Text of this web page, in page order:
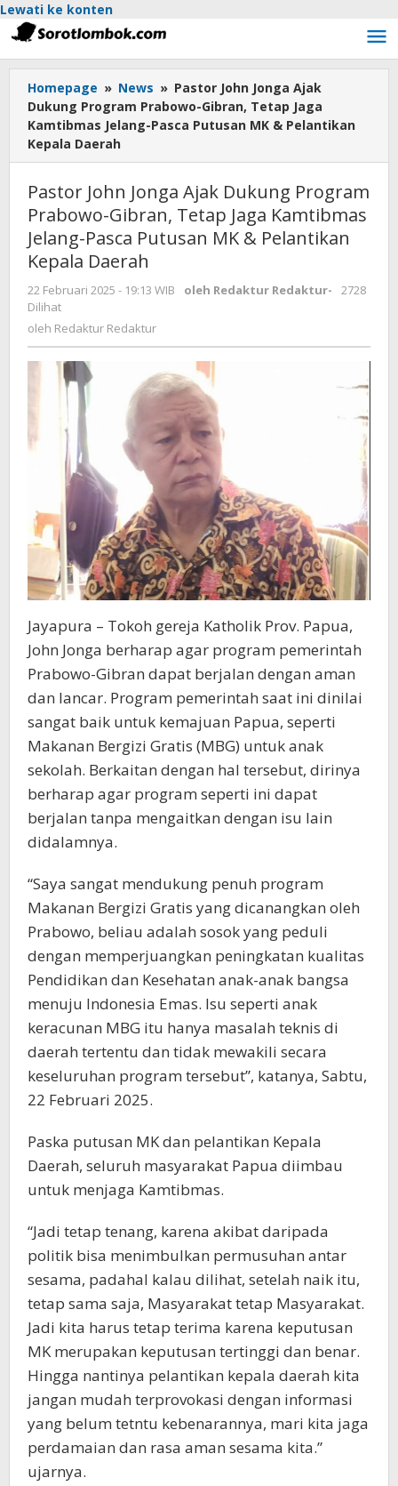
Lewati ke konten
Homepage » News » Pastor John Jonga Ajak
Dukung Program Prabowo-Gibran, Tetap Jaga
Kamtibmas Jelang-Pasca Putusan MK & Pelantikan
Kepala Daerah
Pastor John Jonga Ajak Dukung Program
Prabowo-Gibran, Tetap Jaga Kamtibmas
Jelang-Pasca Putusan MK & Pelantikan
Kepala Daerah
22 Februari 2025 - 19:13 WIB oleh Redaktur Redaktur-
2728
Dilihat
oleh Redaktur Redaktur
Jayapura – Tokoh gereja Katholik Prov. Papua,
John Jonga berharap agar program pemerintah
Prabowo-Gibran dapat berjalan dengan aman
dan lancar. Program pemerintah saat ini dinilai
sangat baik untuk kemajuan Papua, seperti
Makanan Bergizi Gratis (MBG) untuk anak
sekolah. Berkaitan dengan hal tersebut, dirinya
berharap agar program seperti ini dapat
berjalan tanpa mengaitkan dengan isu lain
didalamnya.
“Saya sangat mendukung penuh program
Makanan Bergizi Gratis yang dicanangkan oleh
Prabowo, beliau adalah sosok yang peduli
dengan memperjuangkan peningkatan kualitas
Pendidikan dan Kesehatan anak-anak bangsa
menuju Indonesia Emas. Isu seperti anak
keracunan MBG itu hanya masalah teknis di
daerah tertentu dan tidak mewakili secara
keseluruhan program tersebut”, katanya, Sabtu,
22 Februari 2025.
Paska putusan MK dan pelantikan Kepala
Daerah, seluruh masyarakat Papua diimbau
untuk menjaga Kamtibmas.
“Jadi tetap tenang, karena akibat daripada
politik bisa menimbulkan permusuhan antar
sesama, padahal kalau dilihat, setelah naik itu,
tetap sama saja, Masyarakat tetap Masyarakat.
Jadi kita harus tetap terima karena keputusan
MK merupakan keputusan tertinggi dan benar.
Hingga nantinya pelantikan kepala daerah kita
jangan mudah terprovokasi dengan informasi
yang belum tetntu kebenarannya, mari kita jaga
perdamaian dan rasa aman sesama kita.”
ujarnya.